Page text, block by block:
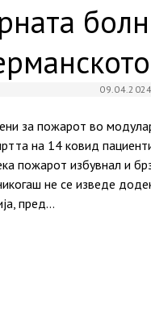
09.04.2024
за пожарот во
на 14 ковид
пожарот избувнал и
не се изведе
пред…